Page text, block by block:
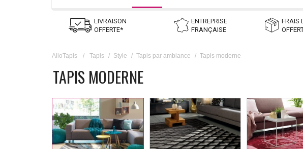
LIVRAISON
OFFERTE*
ENTREPRISE
FRANÇAISE
FRAIS
AlloTapis / Tapis / Style / Tapis par ambiance / Tapis moderne
TAPIS MODERNE